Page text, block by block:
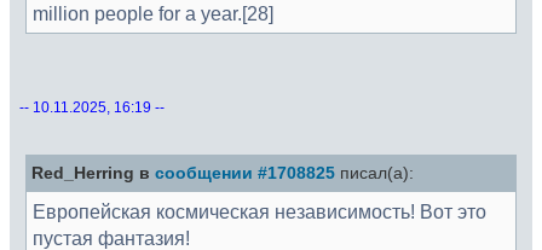
million people for a year.[28]
-- 10.11.2025, 16:19 --
Red_Herring в сообщении #1708825 писал(а):
Европейская космическая независимость! Вот это
пустая фантазия!